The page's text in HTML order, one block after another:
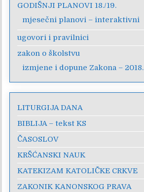
GODIŠNJI PLANOVI 18./19.
mjesečni planovi – interaktivni
ugovori i pravilnici
zakon o školstvu
izmjene i dopune Zakona – 2018.
LITURGIJA DANA
BIBLIJA – tekst KS
ČASOSLOV
KRŠĆANSKI NAUK
KATEKIZAM KATOLIČKE CRKVE
ZAKONIK KANONSKOG PRAVA